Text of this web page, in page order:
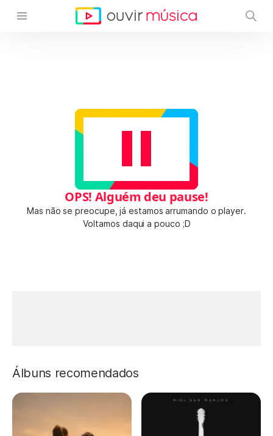
OPS! Alguém deu pause!
Mas não se preocupe, já estamos arrumando o player.
Voltamos daqui a pouco ;D
Álbuns recomendados